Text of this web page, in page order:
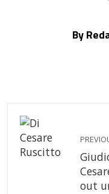
By
out